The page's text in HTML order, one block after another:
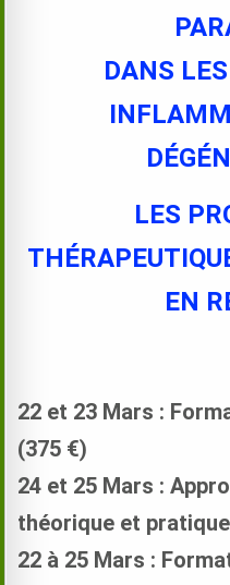
DANS
LES
EN
22 et 23 Mars :
(375 €)
24 et 25 Mars :
théorique et
22 à 25 Mars :